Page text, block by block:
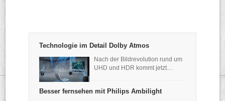
Technologie im Detail Dolby Atmos
Nach der Bildrevolution rund um
UHD und HDR kommt jetzt…
Besser fernsehen mit Philips Ambilight